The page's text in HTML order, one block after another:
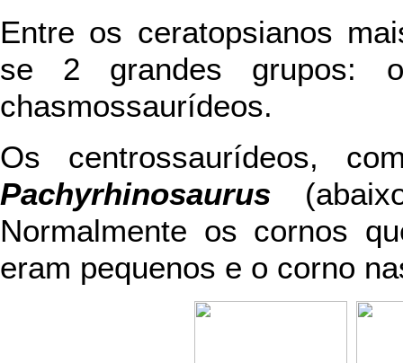
Entre os ceratopsianos
se 2 grandes grupos:
chasmossaurídeos.
Os centrossaurídeos,
Pachyrhinosaurus
Normalmente os cornos
eram pequenos e o corno